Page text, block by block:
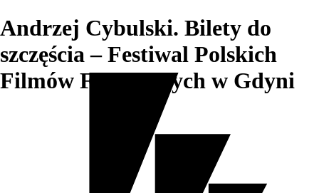
Andrzej Cybulski. Bilety do
szczęścia – Festiwal Polskich
Filmów Fabularnych w Gdyni